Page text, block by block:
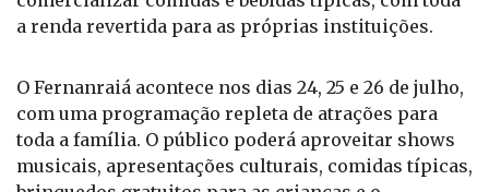
diversas entidades beneficentes da cidade irão
comercializar comidas e bebidas típicas, com toda
O Fernanraiá acontece nos dias 24, 25 e 26 de julho,
com uma programação repleta de atrações para
toda a família. O público poderá aproveitar shows